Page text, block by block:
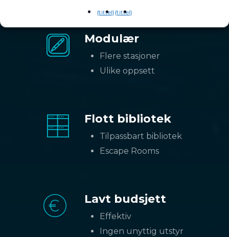
{tittel}{tittel}
Modulær
Flere stasjoner
Ulike oppsett
Flott bibliotek
Tilpassbart bibliotek
Escape Rooms
Lavt budsjett
Effektiv
Ingen unyttig utstyr